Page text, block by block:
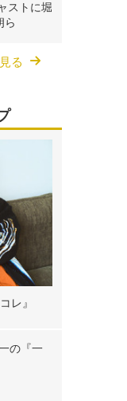
ストに堀
ら
る
レ』
の『一